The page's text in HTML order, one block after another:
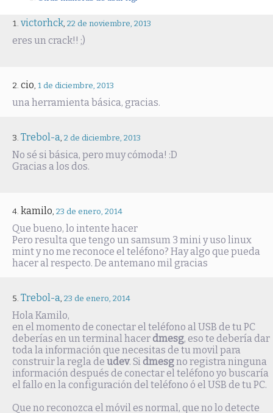
victorhck, 22 de noviembre, 2013
eres un crack!! ;)
cio, 1 de diciembre, 2013
una herramienta básica, gracias.
Trebol-a, 2 de diciembre, 2013
No sé si básica, pero muy cómoda! :D
Gracias a los dos.
kamilo, 23 de enero, 2014
Que bueno, lo intente hacer
Pero resulta que tengo un samsum 3 mini y uso linux
mint y no me reconoce el teléfono? Hay algo que pueda
hacer al respecto. De antemano mil gracias
Trebol-a, 23 de enero, 2014
Hola Kamilo,
en el momento de conectar el teléfono al USB de tu PC
deberías en un terminal hacerdmesg, eso te debería dar
toda la información que necesitas de tu movil para
construir la regla de udev. Sidmesgno registra ninguna
información después de conectar el teléfono yo buscaría
el fallo en la configuración del teléfono ó el USB de tu PC.
Que no reconozca el móvil es normal, que no lo detecte